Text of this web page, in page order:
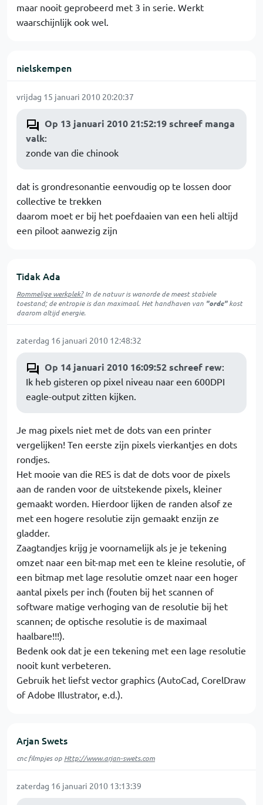
maar nooit geprobeerd met 3 in serie. Werkt
waarschijnlijk ook wel.
nielskempen
vrijdag 15 januari 2010 20:20:37
Op 13 januari 2010 21:52:19 schreef manga
valk:
zonde van die chinook
dat is grondresonantie eenvoudig op te lossen door
collective te trekken
daarom moet er bij het poefdaaien van een heli altijd
een piloot aanwezig zijn
Tidak Ada
Rommelige werkplek?In de natuur iswanordede meest stabiele
toestand; de entropie is dan maximaal. Het handhaven van "orde"kost
daarom altijd energie.
zaterdag 16 januari 2010 12:48:32
Op 14 januari 2010 16:09:52 schreef rew:
Ik heb gisteren op pixel niveau naar een 600DPI
eagle-output zitten kijken.
Je mag pixels niet met de dots van een printer
vergelijken! Ten eerste zijn pixels vierkantjes en dots
rondjes.
Het mooie van die RES is dat de dots voor de pixels
aan de randen voor de uitstekende pixels, kleiner
gemaakt worden. Hierdoor lijken de randen alsof ze
met een hogere resolutie zijn gemaakt enzijn ze
gladder.
Zaagtandjes krijg je voornamelijk als je je tekening
omzet naar een bit-map met een te kleine resolutie, of
een bitmap met lage resolutie omzet naar een hoger
aantal pixels per inch (fouten bij het scannen of
software matige verhoging van de resolutie bij het
scannen; de optische resolutie is de maximaal
haalbare!!!).
Bedenk ook dat je een tekening met een lage resolutie
nooit kunt verbeteren.
Gebruik het liefst vector graphics (AutoCad, CorelDraw
of Adobe Illustrator, e.d.).
Arjan Swets
cnc filmpjes op Http://www.arjan-swets.com
zaterdag 16 januari 2010 13:13:39